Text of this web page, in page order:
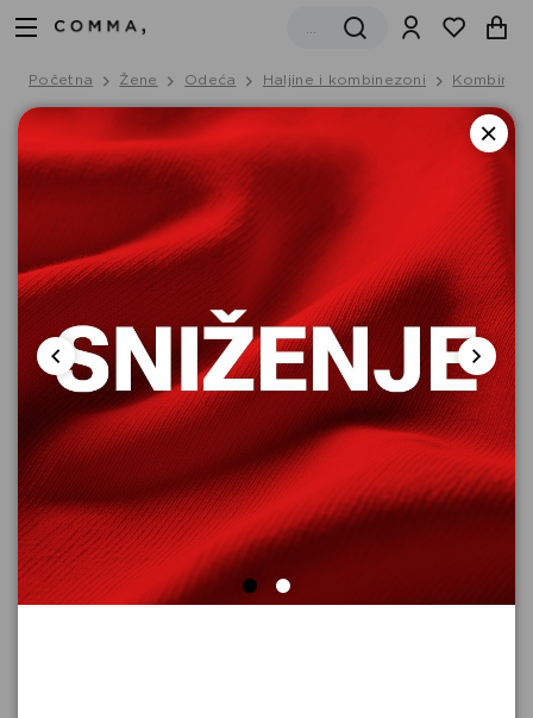
Početna Žene Odeća Haljine i kombinezoni